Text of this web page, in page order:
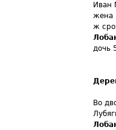
Иван
жена
ж
дочь
Во